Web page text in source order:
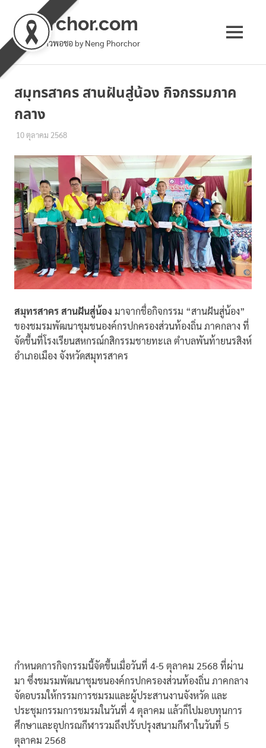
Skip
content
phorchor.com
ล้านเล่าชาวพอชอ by Neng Phorchor MENU
สมุทรสาคร สานฝันสู่น้อง กิจกรรมภาค
กลาง
10 ตุลาคม 2568เหน่ง พอชอ
ทั่วไป
สมุทรสาคร สานฝันสู่น้อง มาจากชื่อกิจกรรม “สานฝันสู่น้อง”
ของชมรมพัฒนาชุมชนองค์กรปกครองส่วนท้องถิ่น ภาคกลาง ที่
จัดขึ้นที่โรงเรียนสหกรณ์กสิกรรมชายทะเล ตำบลพันท้ายนรสิงห์
อำเภอเมือง จังหวัดสมุทรสาคร
กำหนดการกิจกรรมนี้จัดขึ้นเมื่อวันที่ 4-5 ตุลาคม 2568 ที่ผ่าน
มา ซึ่งชมรมพัฒนาชุมชนองค์กรปกครองส่วนท้องถิ่น ภาคกลาง
จัดอบรมให้กรรมการชมรมและผู้ประสานงานจังหวัด และ
ประชุมกรรมการชมรมในวันที่ 4 ตุลาคม แล้วก็ไปมอบทุนการ
ศึกษาและอุปกรณกีฬารวมถึงปรับปรุงสนามกีฬาในวันที่ 5
ตุลาคม 2568